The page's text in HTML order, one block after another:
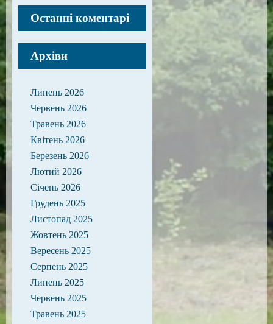
Останні коментарі
Архіви
Липень 2026
Червень 2026
Травень 2026
Квітень 2026
Березень 2026
Лютий 2026
Січень 2026
Грудень 2025
Листопад 2025
Жовтень 2025
Вересень 2025
Серпень 2025
Липень 2025
Червень 2025
Травень 2025